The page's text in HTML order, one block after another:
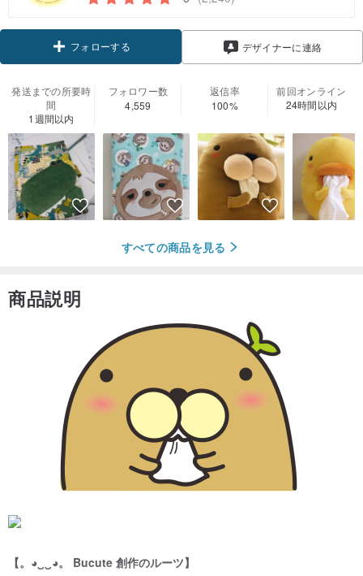
フォローする デザイナーに連絡
発送までの所要時
間
1週間以内
フォロワー数
4,559
返信率
100%
前回オンライン
24時間以内
すべての商品を見る
商品説明
【。◕‿‿◕。 Bucute 創作のルーツ】